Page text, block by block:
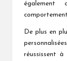
également
De plus en
réussissent